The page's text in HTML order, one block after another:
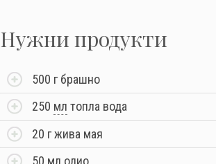
Нужни продукти
500 г брашно
250 мл топла вода
20 г жива мая
50 мл олио